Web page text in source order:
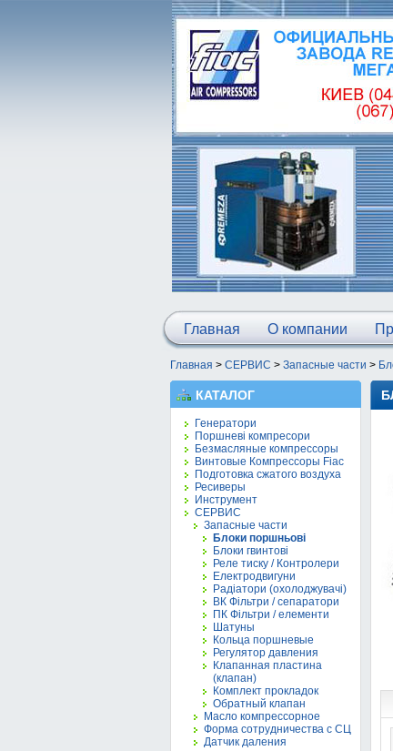
Главная О компании
Главная > СЕРВИС > Запасные части >
КАТАЛОГ
Генератори
Поршневі компресори
Безмасляные компрессоры
Винтовые Компрессоры Fiac
Подготовка сжатого воздуха
Ресиверы
Инструмент
СЕРВИС
Запасные части
Блоки поршньові
Блоки гвинтові
Реле тиску / Контролери
Електродвигуни
Радіатори (охолоджувачі)
ВК Фільтри / сепаратори
ПК Фільтри / елементи
Шатуны
Кольца поршневые
Регулятор давления
Клапанная пластина
(клапан)
Комплект прокладок
Обратный клапан
Масло компрессорное
Форма сотрудничества с СЦ
Датчик даления